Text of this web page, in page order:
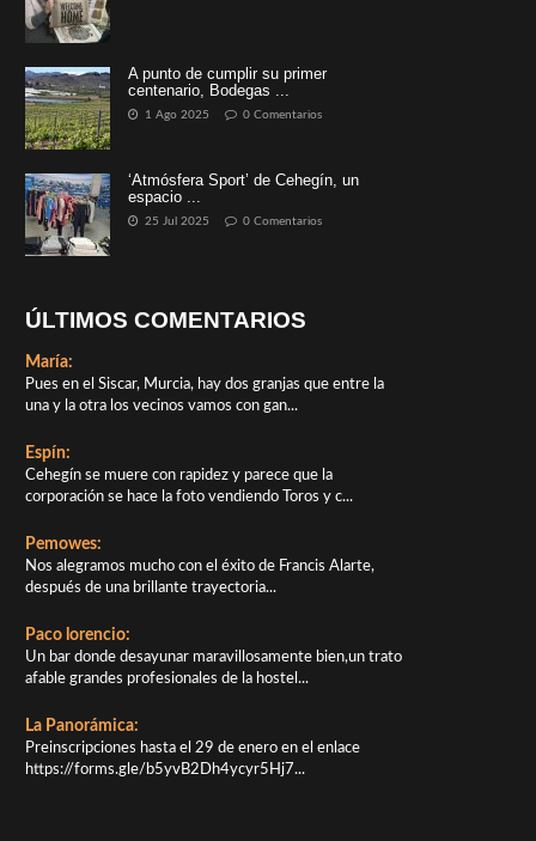
A punto de cumplir su primer
centenario, Bodegas ...
1 Ago 2025 0 Comentarios
‘Atmósfera Sport’ de Cehegín, un
espacio ...
25 Jul 2025 0 Comentarios
ÚLTIMOS COMENTARIOS
María:
Pues en el Siscar, Murcia, hay dos granjas que entre la
una y la otra los vecinos vamos con gan...
Espín:
Cehegín se muere con rapidez y parece que la
corporación se hace la foto vendiendo Toros y c...
Pemowes:
Nos alegramos mucho con el éxito de Francis Alarte,
después de una brillante trayectoria...
Paco lorencio:
Un bar donde desayunar maravillosamente bien,un trato
afable grandes profesionales de la hostel...
La Panorámica:
Preinscripciones hasta el 29 de enero en el enlace
https://forms.gle/b5yvB2Dh4ycyr5Hj7...